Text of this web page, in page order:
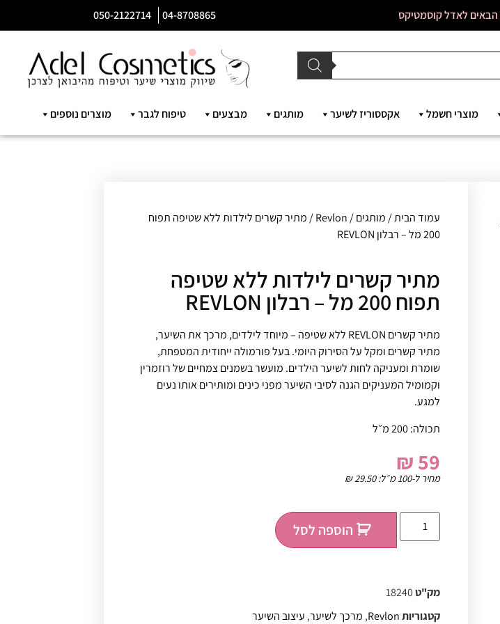
הבאים לאדל קוסמטיקס 04-8708865
050-2122714
מוצרי חשמל אקססוריז לשיער מותגים מבצעים טיפוח לגבר מוצרים נוספים
עמוד הבית/מותגים/
Revlon/ מתיר קשרים לילדות ללא שטיפה תפוח
200 מל – רבלון REVLON
מתיר קשרים לילדות ללא שטיפה
תפוח 200 מל – רבלון REVLON
מתיר קשרים REVLON ללא שטיפה – מיוחד לילדים, מרכך את השיער,
מתיר קשרים ומקל על הסירוק היומי. בעל פורמולה ייחודית המטפחת,
שומרת ומעניקה לחות לשיער הילדים. מועשר בשמנים צמחיים של רוזמרין
וקמומיל המעניקים הגנה לסיבי השיער מפני כינים ומותירים אותו נעים
למגע.
תכולה: 200 מ״ל
₪ 59
מחיר ל-100 מ״ל: ₪29.50
הוספה לסל
מק"ט18240
קטגוריותRevlon
, מרכך לשיער, עיצוב השיער